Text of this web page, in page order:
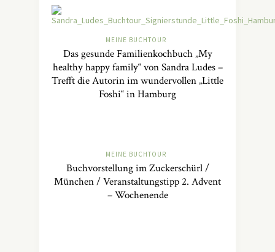
MEINE BUCHTOUR
Das gesunde Familienkochbuch „My
healthy happy family“ von Sandra Ludes –
Trefft die Autorin im wundervollen „Little
Foshi“ in Hamburg
MEINE BUCHTOUR
Buchvorstellung im Zuckerschürl /
München / Veranstaltungstipp 2. Advent
– Wochenende